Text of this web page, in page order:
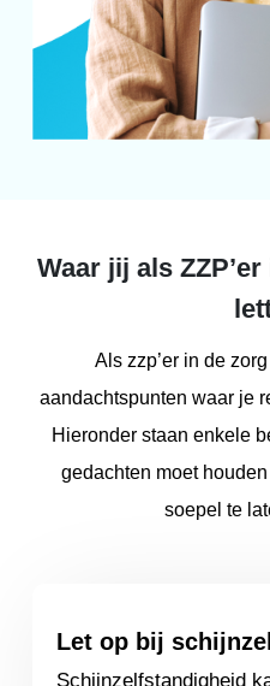
Waar jij als
Als zzp’er in de
aandachtspunten waar je
Hieronder staan enkele
gedachten moet
soepel te
Let op bij
Schijnzelfstandigheid